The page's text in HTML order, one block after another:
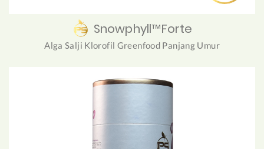
Snowphyll™Forte
Alga Salji Klorofil Greenfood Panjang Umur